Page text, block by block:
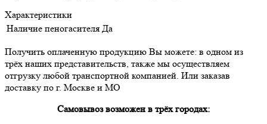
Характеристики
Наличие пеногасителя Да
Получить оплаченную продукцию Вы можете: в одном из
трёх наших представительств, также мы осуществляем
отгрузку любой транспортной компанией. Или заказав
доставку по г. Москве и МО
Самовывоз возможен в трёх городах: